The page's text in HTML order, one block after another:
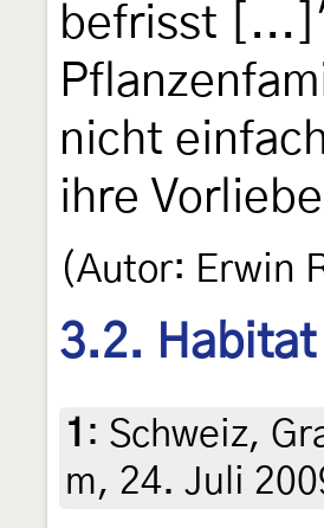
befrisst
nicht
ihre
(Autor: Erwin
3.2. Habitat
1 : Schweiz,
m, 24. Juli